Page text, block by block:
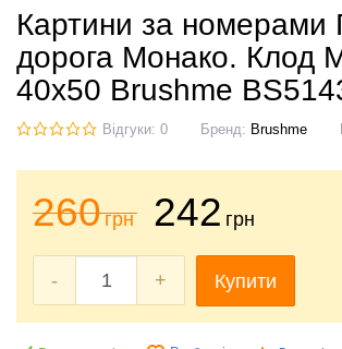
Картини за номерами
дорога Монако. Клод
40x50 Brushme
Відгуки: 0 Бренд: Brushme
260грн 242 грн
- + Купити